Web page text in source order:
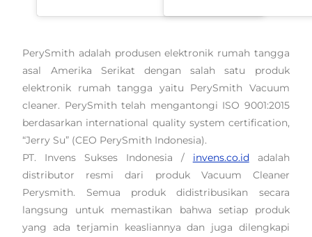
PerySmith adalah produsen elektronik rumah tangga
asal Amerika Serikat dengan salah satu produk
elektronik rumah tangga yaitu PerySmith Vacuum
cleaner. PerySmith telah mengantongi ISO 9001:2015
berdasarkan international quality system certification,
“Jerry Su” (CEO PerySmith Indonesia).
PT. Invens Sukses Indonesia / invens.co.idadalah
distributor resmi dari produk Vacuum Cleaner
Perysmith. Semua produk didistribusikan secara
langsung untuk memastikan bahwa setiap produk
yang ada terjamin keasliannya dan juga dilengkapi